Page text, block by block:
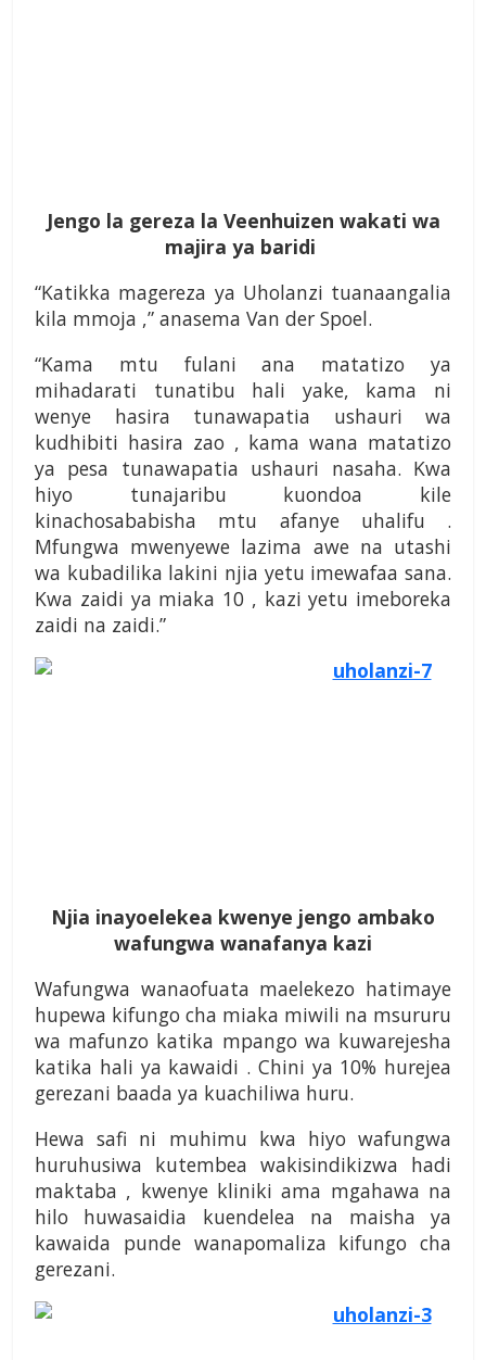
Jengo la gereza la Veenhuizen wakati wa
majira ya baridi
“Katikka magereza ya Uholanzi tuanaangalia
kila mmoja ,” anasema Van der Spoel.
“Kama mtu fulani ana matatizo ya
mihadarati tunatibu hali yake, kama ni
wenye hasira tunawapatia ushauri wa
kudhibiti hasira zao , kama wana matatizo
ya pesa tunawapatia ushauri nasaha. Kwa
hiyo tunajaribu kuondoa kile
kinachosababisha mtu afanye uhalifu .
Mfungwa mwenyewe lazima awe na utashi
wa kubadilika lakini njia yetu imewafaa sana.
Kwa zaidi ya miaka 10 , kazi yetu imeboreka
zaidi na zaidi.”
Njia inayoelekea kwenye jengo ambako
wafungwa wanafanya kazi
Wafungwa wanaofuata maelekezo hatimaye
hupewa kifungo cha miaka miwili na msururu
wa mafunzo katika mpango wa kuwarejesha
katika hali ya kawaidi . Chini ya 10% hurejea
gerezani baada ya kuachiliwa huru.
Hewa safi ni muhimu kwa hiyo wafungwa
huruhusiwa kutembea wakisindikizwa hadi
maktaba , kwenye kliniki ama mgahawa na
hilo huwasaidia kuendelea na maisha ya
kawaida punde wanapomaliza kifungo cha
gerezani.